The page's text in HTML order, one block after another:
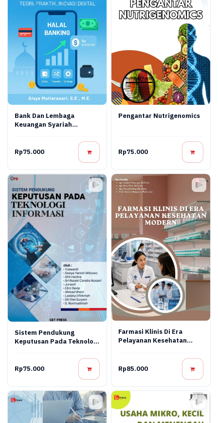
Bank Dan Lembaga
Keuangan Syariah
Rp75.000
Pengantar Nutrigenomics
Rp75.000
Sistem Pendukung
Keputusan Pada Teknologi
Rp75.000
Farmasi Klinis Di Era
Pelayanan Kesehatan
Rp85.000